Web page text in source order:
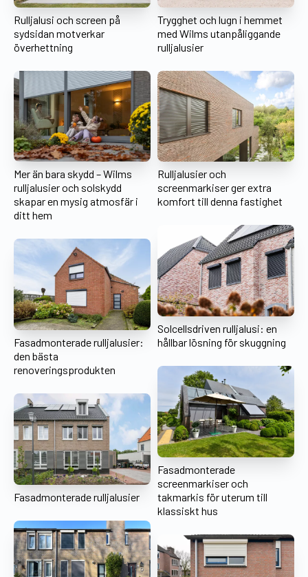
Rulljalusi och screen på
sydsidan motverkar
överhettning
Mer än bara skydd – Wilms
rulljalusier och solskydd
skapar en mysig atmosfär i
ditt hem
Fasadmonterade rulljalusier:
den bästa
renoveringsprodukten
Fasadmonterade rulljalusier
Trygghet och lugn i hemmet
med Wilms utanpåliggande
rulljalusier
Rulljalusier och
screenmarkiser ger extra
komfort till denna fastighet
Solcellsdriven rulljalusi: en
hållbar lösning för skuggning
Fasadmonterade
screenmarkiser och
takmarkis för uterum till
klassiskt hus